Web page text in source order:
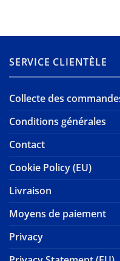
SERVICE CLIENTÈLE
Collecte des
Conditions générales
Contact
Cookie Policy (EU)
Livraison
Moyens de paiement
Privacy